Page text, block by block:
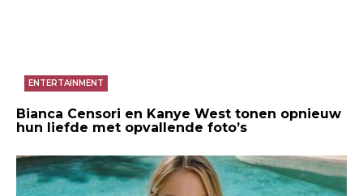
ENTERTAINMENT
Bianca Censori en Kanye West tonen opnieuw
hun liefde met opvallende foto’s